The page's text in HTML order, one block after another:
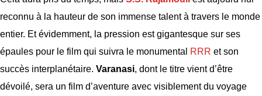
reconnu à la hauteur de son immense talent à travers le monde
entier. Et évidemment, la pression est gigantesque sur ses
épaules pour le film qui suivra le monumental
RRR et son
succès interplanétaire. Varanasi, dont le titre vient d’être
dévoilé, sera un film d’aventure avec visiblement du voyage